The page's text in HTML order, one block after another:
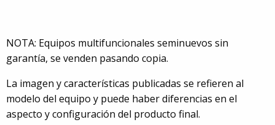
NOTA: Equipos multifuncionales seminuevos sin
garantía, se venden pasando copia.
La imagen y características publicadas se refieren al
modelo del equipo y puede haber diferencias en el
aspecto y configuración del producto final.